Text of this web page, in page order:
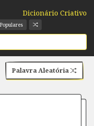
Dicionário Criativo
Populares
Palavra Aleatória